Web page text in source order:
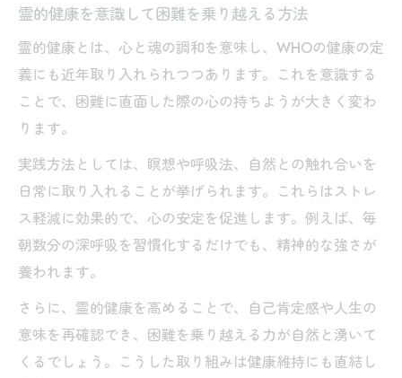
霊的健康を意識して困難を乗り越える方法
霊的健康とは、心と魂の調和を意味し、WHOの健康の定
義にも近年取り入れられつつあります。これを意識する
ことで、困難に直面した際の心の持ちようが大きく変わ
ります。
実践方法としては、瞑想や呼吸法、自然との触れ合いを
日常に取り入れることが挙げられます。これらはストレ
ス軽減に効果的で、心の安定を促進します。例えば、毎
朝数分の深呼吸を習慣化するだけでも、精神的な強さが
養われます。
さらに、霊的健康を高めることで、自己肯定感や人生の
意味を再確認でき、困難を乗り越える力が自然と湧いて
くるでしょう。こうした取り組みは健康維持にも直結し